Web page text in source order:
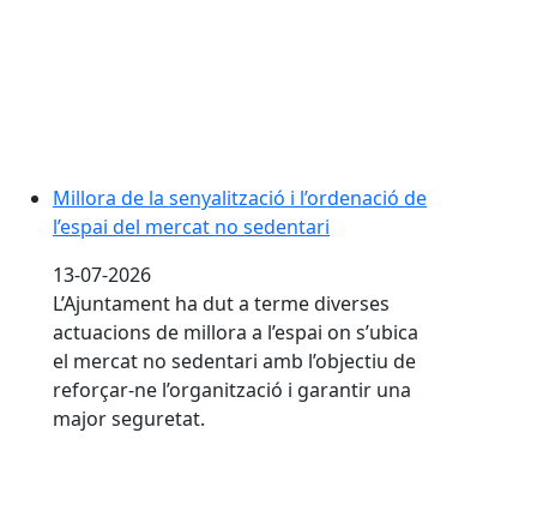
Millora de la senyalització i l’ordenació de
l’espai del mercat no sedentari
13-07-2026
L’Ajuntament ha dut a terme diverses
actuacions de millora a l’espai on s’ubica
el mercat no sedentari amb l’objectiu de
reforçar-ne l’organització i garantir una
major seguretat.